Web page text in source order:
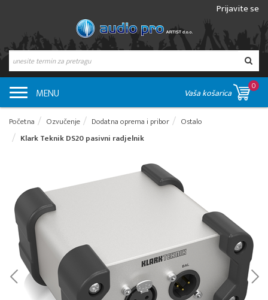
Prijavite se
MENU Vaša košarica
0
Početna Ozvučenje Dodatna oprema i pribor
Ostalo
Klark Teknik DS20 pasivni radjelnik